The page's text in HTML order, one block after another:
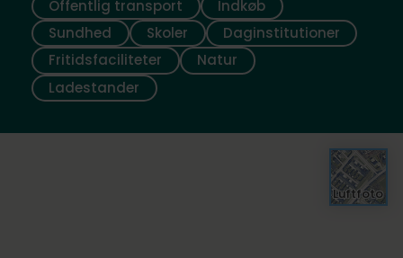
Offentlig transport
Indkøb
Sundhed
Skoler
Daginstitutioner
Fritidsfaciliteter
Natur
Ladestander
Luftfoto